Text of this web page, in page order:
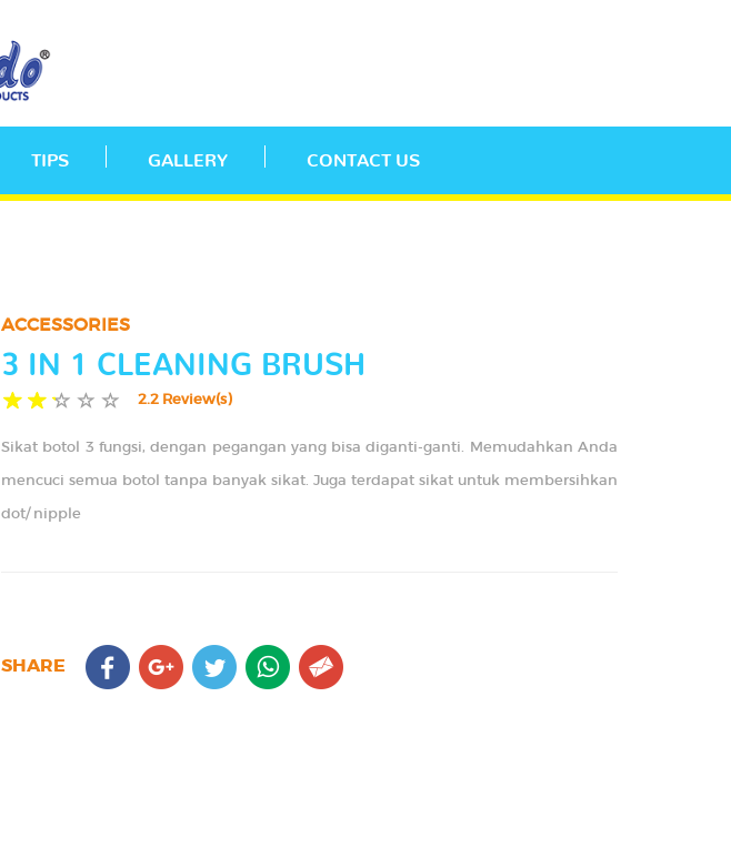
TIPS GALLERY CONTACT US
ACCESSORIES
3 IN 1 CLEANING BRUSH
2.2 Review(s)
Sikat botol 3 fungsi, dengan pegangan yang bisa diganti-ganti. Memudahkan Anda
mencuci semua botol tanpa banyak sikat. Juga terdapat sikat untuk membersihkan
dot/ nipple
SHARE